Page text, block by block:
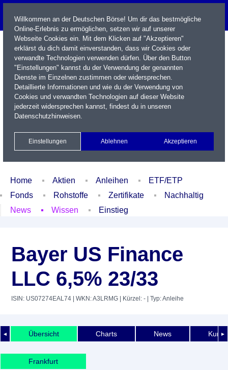
Name / WKN / ISIN / Kürzel
Xetra Realtime
Watchlist Portfolio Login
Home Aktien Anleihen
ETF/ETP
Fonds
Rohstoffe Zertifikate
Nachhaltig
News
Wissen Einstieg
Bayer US Finance
LLC 6,5% 23/33
ISIN: US07274EAL74 | WKN: A3LRMG | Kürzel: - | Typ: Anleihe
◄ ►
Übersicht Charts News
Frankfurt
Willkommen an der Deutschen Börse! Um dir das bestmögliche
Online-Erlebnis zu ermöglichen, setzen wir auf unserer
Webseite Cookies ein. Mit dem Klicken auf "Akzeptieren"
erklärst du dich damit einverstanden, dass wir Cookies oder
verwandte Technologien verwenden dürfen. Über den Button
"Einstellungen" kannst du der Verwendung der genannten
Dienste im Einzelnen zustimmen oder widersprechen.
Detaillierte Informationen und wie du der Verwendung von
Cookies und verwandten Technologien auf dieser Website
jederzeit widersprechen kannst, findest du in unseren
Datenschutzhinweisen.
Einstellungen Ablehnen Akzeptieren